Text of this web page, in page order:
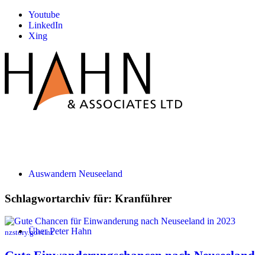
Youtube
LinkedIn
Xing
Auswandern Neuseeland
Über Peter Hahn
Schlagwortarchiv für: Kranführer
nzstory.govt.nz